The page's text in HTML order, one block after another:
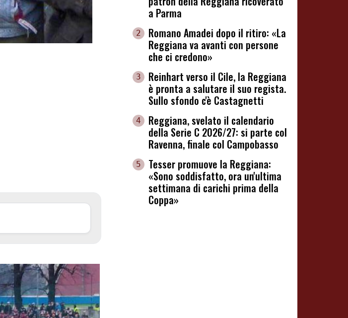
a Parma
2
Romano Amadei dopo il ritiro: «La
Reggiana va avanti con persone
che ci credono»
3
Reinhart verso il Cile, la Reggiana
è pronta a salutare il suo regista.
Sullo sfondo c'è Castagnetti
4
Reggiana, svelato il calendario
della Serie C 2026/27: si parte col
Ravenna, finale col Campobasso
5
Tesser promuove la Reggiana:
«Sono soddisfatto, ora un'ultima
settimana di carichi prima della
Coppa»